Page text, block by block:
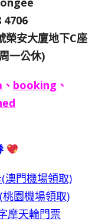
4706
榮安大廈地下C座
一公休)
、 booking 、
澳門機場領取)
園機場領取)
摩天輪門票